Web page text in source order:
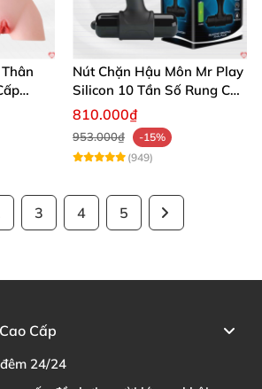
Nút Chặn Hậu Môn Mr Play
Silicon 10 Tần Số Rung Cao
Cấp
810.000₫
953.000₫
-15%
(949)
3 4 5
Cấp
24/24